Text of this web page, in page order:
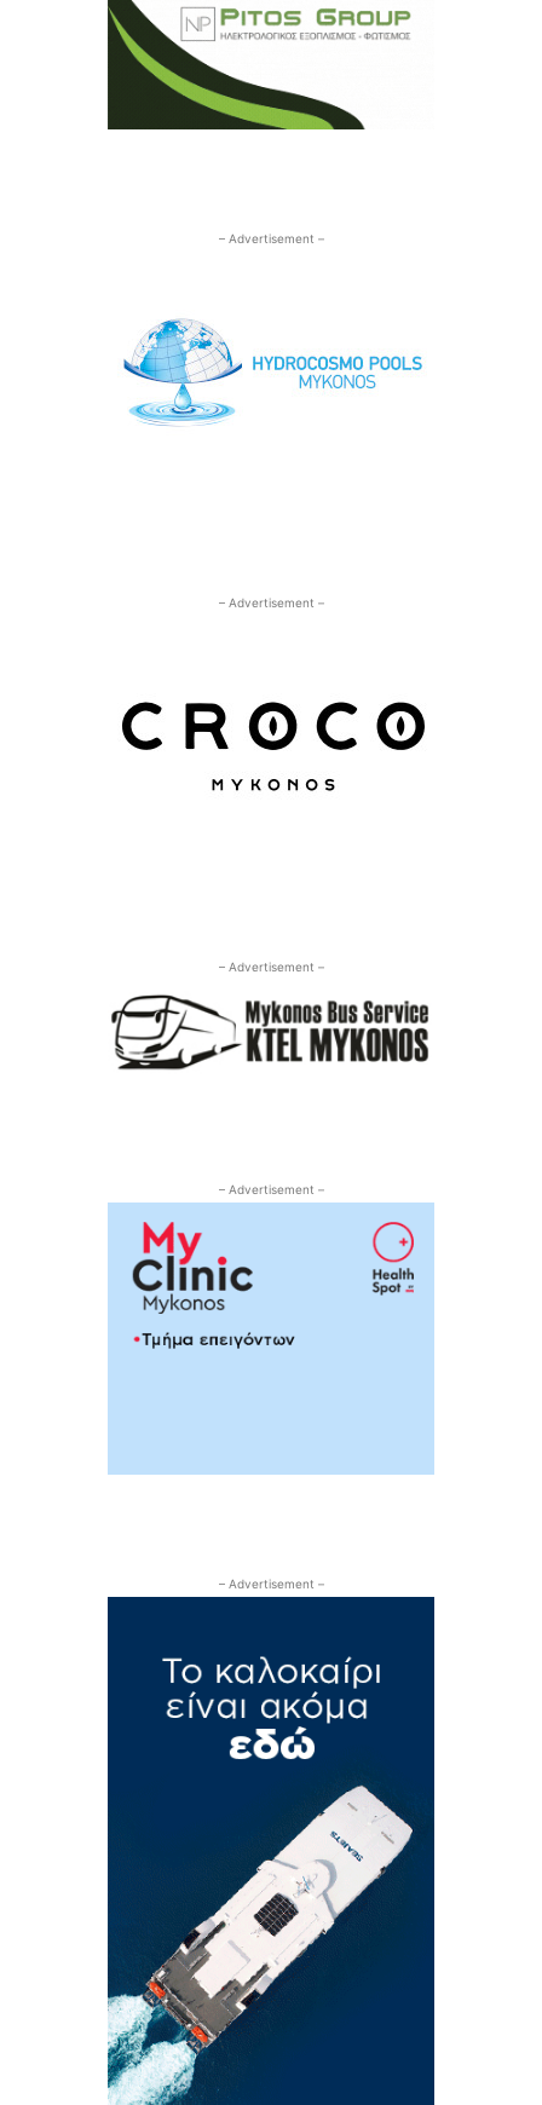
– Advertisement –
– Advertisement –
– Advertisement –
– Advertisement –
– Advertisement –